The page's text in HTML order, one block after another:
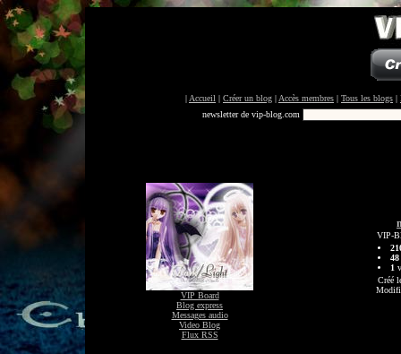
| Accueil | Créer un blog | Accès membres | Tous les blogs |
newsletter de vip-blog.com
VIP Board
Blog express
Messages audio
Video Blog
Flux RSS
VIP-
48
1
Créé